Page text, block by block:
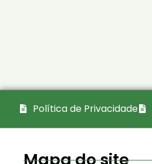
Política de Privacidade
Mapa do site